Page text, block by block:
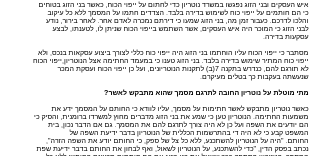
איש העסקים ובני הזוג נפגשו במשרד נוטריון כדי לחתום על ייפוי הכוח, כאשר בני הזוג בטוחים
כי הם חותמים על ייפוי כוח לשימוש בדירה בלבד. הצדדים חתמו על המסמך ללא כל עיקוב
והלכו לדרכם. כעבור זמן מה, בני הזוג שמעו כי דירתם נמכרה לאדם אחר. לאחר בירור, נודע
לבני הזוג כי המוכר היה איש העסקים, אשר השתמש בייפוי הכוח שניתן לו, לטענתו, לבצע
עסקעות בדירה.
מסתבר כי ייפוי הכוח עליו הוחתמו בני הזוג היה ייפוי כוח כללי לצורך ביצוע עסקאות בנכס, ולא
ייפוי כוח המתיר שימוש בדירה בלבד. בני הזוג טענו כי במעמד החתימה אצל הנוטריון,ייפוי הכוח
לא תורגם להם, כנדרש בתקנה 7(ב) לתקנות הנוטריונים, ועל כן ייפוי הכוח ועסקת המכר
שנעשתה בעקבות כך בטלים מעיקרם.
מתי מוטלת על נוטריון החובה לתרגם מסמך שהוא מתבקש לאשר?
כאשר נוטריון מתבקש לאשר חתימות על מסמך, עליו לוודא כי החותם על המסמך ידע את
משמעות החתימה. הנוטריון טען כי שמע את בני הזוג מדברים מחוץ למשרדו ברומנית, והסיק כי
הם יודעים את השפה ועל כן לא היה צורך לתרגם להם את המסמך. גם אם הדבר נכון, בית
המשפט קבע כי לא היה די בהתרשמות הכללית של הנוטריון בדבר ידיעת השפה של
החותם. "היה על הנוטריון להשתכנע, ללא כל צל של ספק, כי החותם יודע את השפה הזרה",
נכתב בפסק הדין, "כדי להשתכנע, על הנוטריון לשאול, ואף לבחון את החותם בדבר ידיעת שפת